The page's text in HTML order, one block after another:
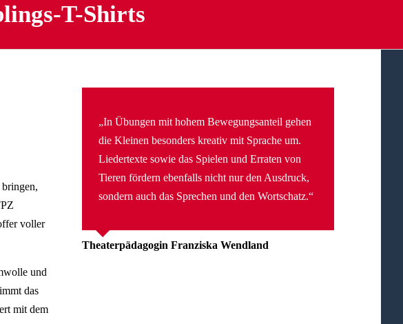
T-Shirts
voller
und
das
mit dem
„In Übungen mit hohem Bewegungsanteil gehen
die Kleinen besonders kreativ mit Sprache um.
Liedertexte sowie das Spielen und Erraten von
Tieren fördern ebenfalls nicht nur den Ausdruck,
sondern auch das Sprechen und den Wortschatz.“
Theaterpädagogin Franziska Wendland